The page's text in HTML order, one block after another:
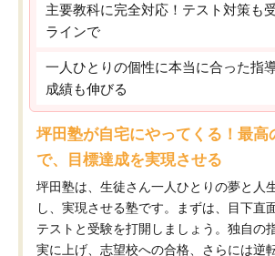
主要教科に完全対応！テスト対策も
ラインで
一人ひとりの個性に本当に合った指
成績も伸びる
坪田塾が自宅にやってくる！最高
で、目標達成を実現させる
坪田塾は、生徒さん一人ひとりの夢と人
し、実現させる塾です。まずは、目下直
テストと受験を打開しましょう。独自の
実に上げ、志望校への合格、さらには逆